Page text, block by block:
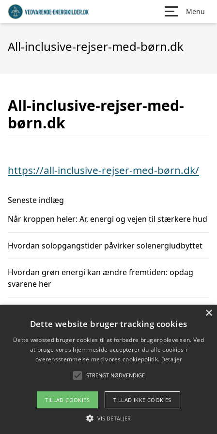
Menu
All-inclusive-rejser-med-børn.dk
All-inclusive-rejser-med-
børn.dk
https://all-inclusive-rejser-med-børn.dk/
Seneste indlæg
Når kroppen heler: Ar, energi og vejen til stærkere hud
Hvordan solopgangstider påvirker solenergiudbyttet
Hvordan grøn energi kan ændre fremtiden: opdag
svarene her
solenergiudnyttelse
Hvordan du får svar på energispørgsmål om
vedvarende energikilder
Copyright 2026 - Pilanto Aps
Om / kontakt
Blog Betingelser
×
Dette website bruger tracking cookies
Dette websted bruger cookies til at forbedre brugeroplevelsen. Ved
at bruge vores hjemmeside accepterer du alle cookies i
overensstemmelse med vores cookiepolitik. Detaljer
STRENGT NØDVENDIGE
TILLAD COOKIES TILLAD IKKE COOKIES
VIS DETALJER